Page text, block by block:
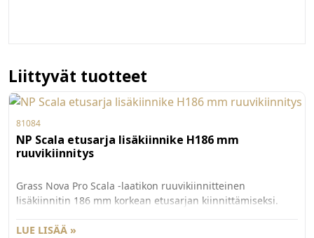
Liittyvät tuotteet
81084
NP Scala etusarja lisäkiinnike H186 mm
ruuvikiinnitys
Grass Nova Pro Scala -laatikon ruuvikiinnitteinen
lisäkiinnitin 186 mm korkean etusarjan kiinnittämiseksi.
Myydään kappaleittain. 100 kpl/ltk.
LUE LISÄÄ »